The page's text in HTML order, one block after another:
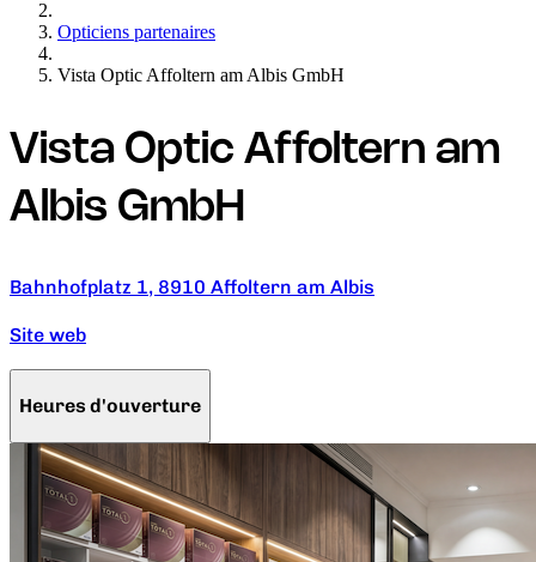
Opticiens partenaires
Vista Optic Affoltern am Albis GmbH
Vista Optic Affoltern am
Albis GmbH
Bahnhofplatz 1, 8910 Affoltern am Albis
Site web
Heures d'ouverture